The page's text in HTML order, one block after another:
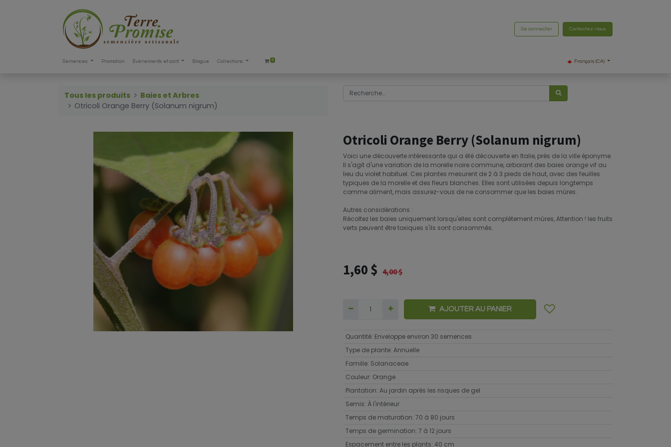
Se connecter Contactez-nous
Semences Promotion Événements et conf. Blogue Collections 0 Français (CA)
Tous les produits
Baies et Arbres
Otricoli Orange Berry (Solanum nigrum)
Otricoli Orange Berry (Solanum nigrum)
Voici une découverte intéressante qui a été découverte en Italie, près de la ville éponyme.
Il s'agit d'une variation de la morelle noire commune, arborant des baies orange vif au
lieu du violet habituel. Ces plantes mesurent de 2 à 3 pieds de haut, avec des feuilles
typiques de la morelle et des fleurs blanches. Elles sont utilisées depuis longtemps
comme aliment, mais assurez-vous de ne consommer que les baies mûres.
Autres considérations :
Récoltez les baies uniquement lorsqu'elles sont complètement mûres, Attention ! les fruits
verts peuvent être toxiques s'ils sont consommés.
1,60 $ 4,00$
AJOUTER AU PANIER
Quantité: Enveloppe environ 30 semences
Type de plante: Annuelle
Famille: Solanaceae
Couleur: Orange
Plantation: Au jardin après les risques de gel
Semis: À l'intérieur
Temps de maturation: 70 à 80 jours
Temps de germination: 7 à 12 jours
Espacement entre les plants: 40 cm